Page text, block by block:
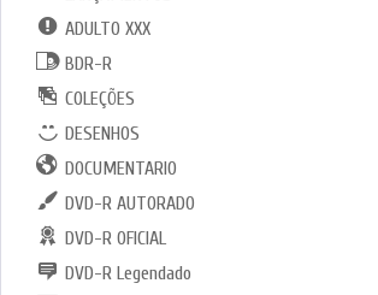
ADULTO XXX
BDR-R
COLEÇÕES
DESENHOS
DOCUMENTARIO
DVD-R AUTORADO
DVD-R OFICIAL
DVD-R Legendado